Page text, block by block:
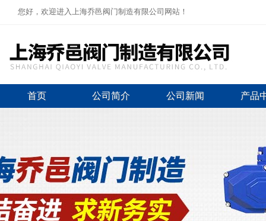
您好，欢迎进入上海乔邑阀门制造有限公司网站！
首页 公司简介 公司新闻 产品